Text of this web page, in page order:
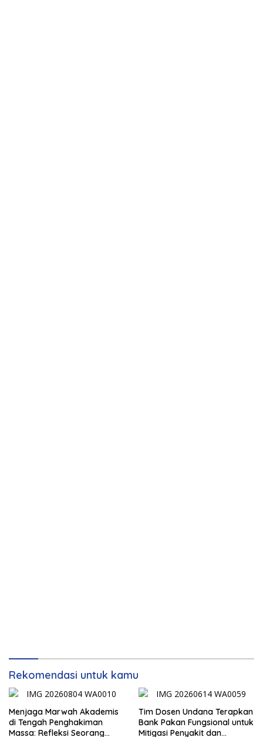
Rekomendasi untuk kamu
Menjaga Marwah Akademis
di Tengah Penghakiman
Massa: Refleksi Seorang
Tim Dosen Undana Terapkan
Bank Pakan Fungsional untuk
Mitigasi Penyakit dan